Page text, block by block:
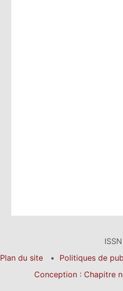
Plan du site
Politiques de
Conception : Chapitre